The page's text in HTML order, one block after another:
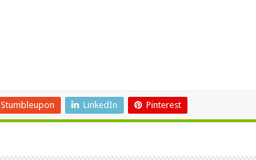
Stumbleupon LinkedIn Pinterest